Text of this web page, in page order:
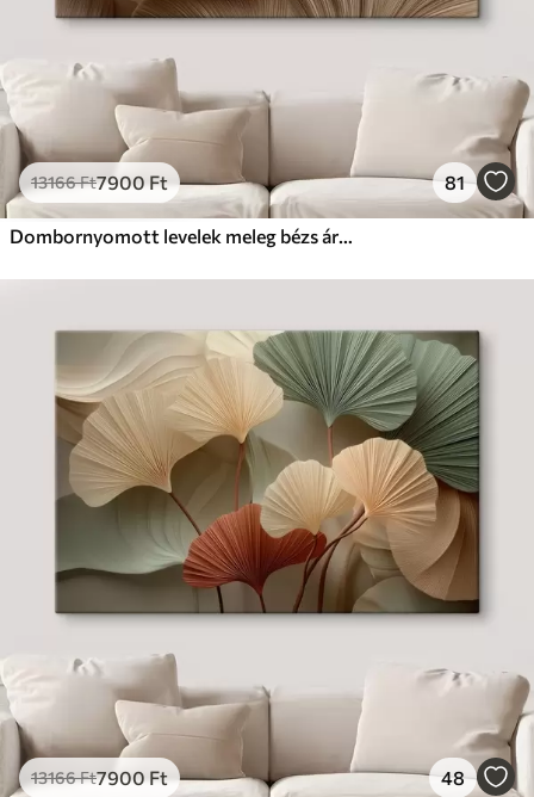
13166Ft7900 Ft 81
Dombornyomott levelek meleg bézs árnyalatokban
13166Ft7900Ft 48